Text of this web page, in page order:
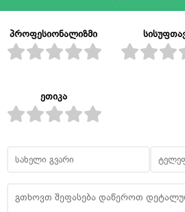
პროფესიონალიზმი
ეთიკა